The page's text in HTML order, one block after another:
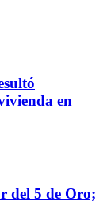
en
del 5 de Oro;